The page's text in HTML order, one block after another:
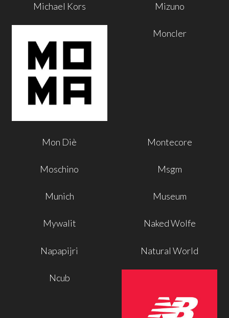
Michael Kors Mizuno
Moncler
Mon Diè Montecore
Moschino Msgm
Munich Museum
Mywalit Naked Wolfe
Napapijri Natural World
Ncub